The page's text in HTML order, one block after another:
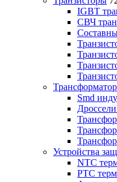
IGBT
СВЧ
Smd
Устройства
NTC
PTC